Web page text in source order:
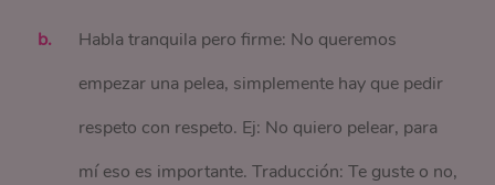
Habla tranquila pero firme: No queremos
empezar una pelea, simplemente hay que pedir
respeto con respeto. Ej: No quiero pelear, para
mí eso es importante. Traducción: Te guste o no,